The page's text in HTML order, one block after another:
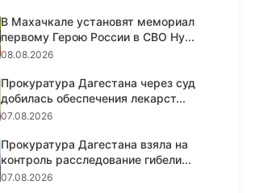
В Махачкале установят мемориал
первому Герою России в СВО Ну...
08.08.2026
Прокуратура Дагестана через суд
добилась обеспечения лекарст...
07.08.2026
Прокуратура Дагестана взяла на
контроль расследование гибели...
07.08.2026